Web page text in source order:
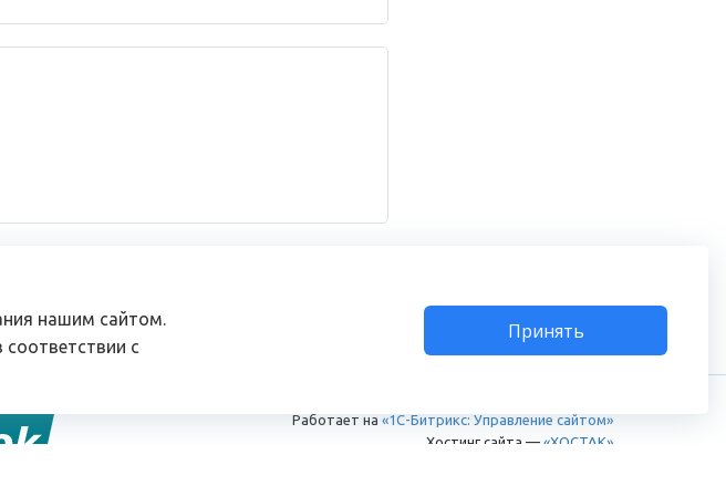
нашим сайтом.
с
Принять
Работает на «1С-Битрикс: Управление сайтом»
Хостинг сайта — «ХОСТАК»